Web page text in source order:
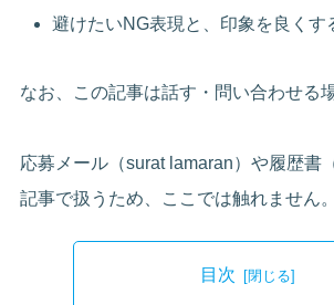
避けたいNG表現と、印象を良くす
なお、この記事は話す・問い合わせる
応募メール（surat lamaran）や履歴書
記事で扱うため、ここでは触れません。
目次